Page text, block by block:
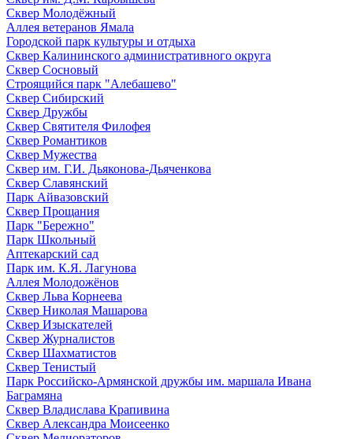
Сквер Молодёжный
Аллея ветеранов Ямала
Городской парк культуры и отдыха
Сквер Калининского административного округа
Сквер Сосновый
Строящийся парк "Алебашево"
Сквер Сибирский
Сквер Дружбы
Сквер Святителя Филофея
Сквер Романтиков
Сквер Мужества
Сквер им. Г.И. Дьяконова-Дьяченкова
Сквер Славянский
Парк Айвазовский
Сквер Прощания
Парк "Бережно"
Парк Школьный
Аптекарский сад
Парк им. К.Я. Лагунова
Аллея Молодожёнов
Сквер Льва Корнеева
Сквер Николая Машарова
Сквер Изыскателей
Сквер Журналистов
Сквер Шахматистов
Сквер Тенистый
Парк Российско-Армянской дружбы им. маршала Ивана
Баграмяна
Сквер Владислава Крапивина
Сквер Александра Моисеенко